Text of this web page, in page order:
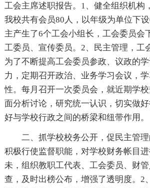
工会主席述职报告。1、健全组织机构
我校共有会员80人，以年级为单位下
主产生了6个工会小组长，工会委员会
工委员、宣传委员。2、民主管理，工
为了不断提高工会委员参政、议政的
力，定期召开政治、业务学习会议，
性。每月召开一次委员会，就近期学
面分析讨论，研究统一认识，切实做
好与学校行政之间的桥梁和纽带作用。
二、抓学校校务公开，促民主管
积极行使监督职能，对学校财务帐目
未，组织教职工代表、工会委员、财
查，及时出榜公布，增强了透明度。2